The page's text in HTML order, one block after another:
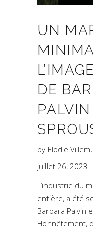
UN
DE
by Elodie
juillet 26, 2023
L’industrie du
entière, a été
Barbara Palvin
Honnêtement,